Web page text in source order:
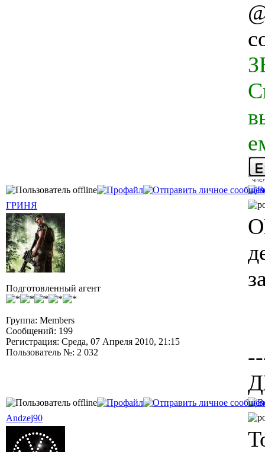
ГРИНЯ
Подготовленный агент
Группа: Members
Сообщений: 199
Регистрация: Среда, 07 Апреля 2010, 21:15
Пользователь №: 2 032
Andzej90